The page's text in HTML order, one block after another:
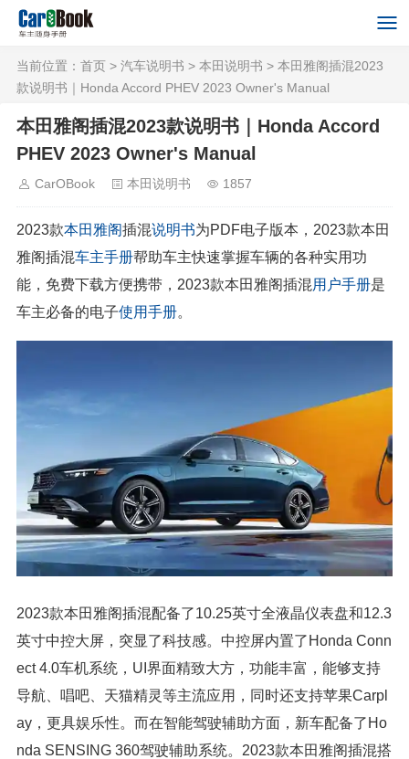
当前位置： 首页 > 汽车说明书 > 本田说明书 > 本田雅阁插混2023
款说明书｜Honda Accord PHEV 2023 Owner's Manual
本田雅阁插混2023款说明书｜Honda Accord
PHEV 2023 Owner's Manual
CarOBook 本田说明书 1857
2023款本田 雅阁插混说明书为PDF电子版本，2023款本田
雅阁插混车主手册帮助车主快速掌握车辆的各种实用功
能，免费下载方便携带，2023款本田雅阁插混用户手册是
车主必备的电子使用手册。
2023款本田雅阁插混配备了10.25英寸全液晶仪表盘和12.3
英寸中控大屏，突显了科技感。中控屏内置了Honda Conn
ect 4.0车机系统，UI界面精致大方，功能丰富，能够支持
导航、唱吧、天猫精灵等主流应用，同时还支持苹果Carpl
ay，更具娱乐性。而在智能驾驶辅助方面，新车配备了Ho
nda SENSING 360驾驶辅助系统。2023款本田雅阁插混搭